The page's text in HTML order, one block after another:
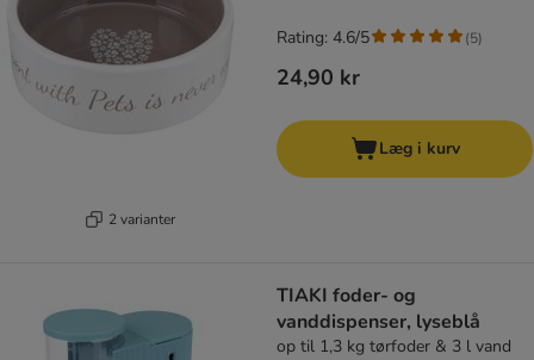
2 varianter
24,90 kr
Rating: 4.6/5 (5)
Læg i kurv
TIAKI foder- og
vanddispenser, lyseblå
op til 1,3 kg tørfoder & 3 l vand